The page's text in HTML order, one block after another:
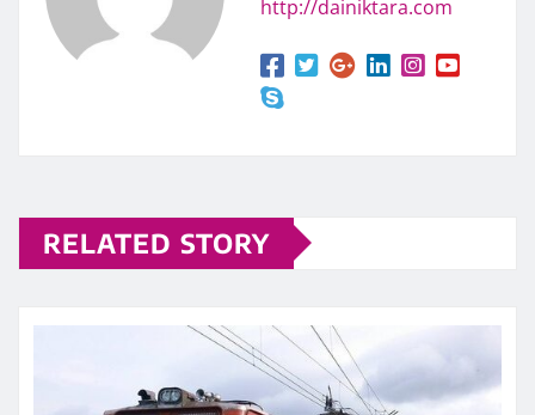
http://dainiktara.com
RELATED STORY